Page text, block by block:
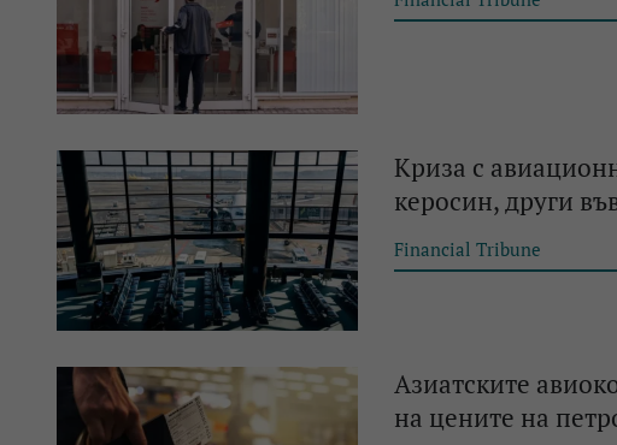
Криза с
керосин, други
Financial Tribune
Азиатските
на цените на